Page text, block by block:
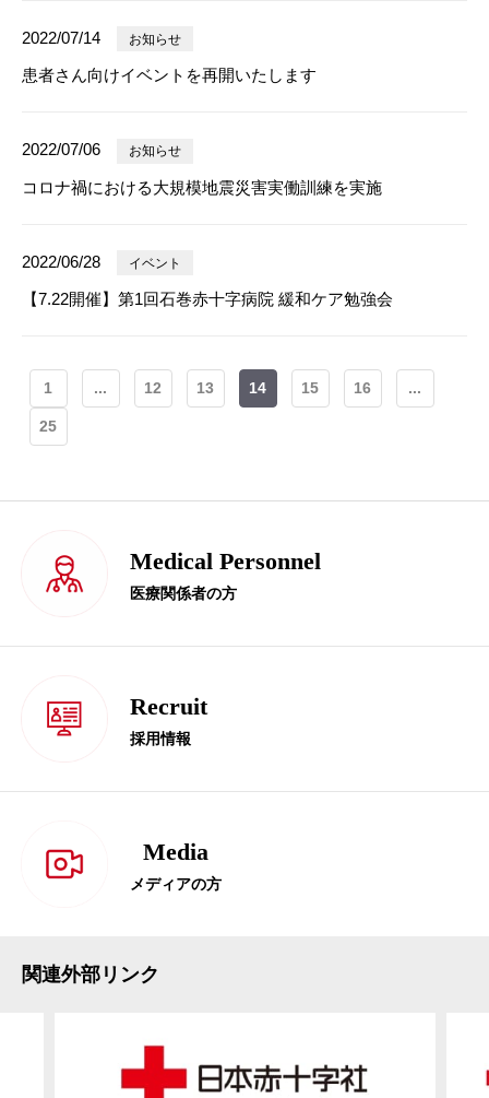
2022/07/14 お知らせ
患者さん向けイベントを再開いたします
2022/07/06 お知らせ
コロナ禍における大規模地震災害実働訓練を実施
2022/06/28 イベント
【7.22開催】第1回石巻赤十字病院 緩和ケア勉強会
1 ... 12 13 14 15 16 ...
25
Medical Personnel
医療関係者の方
Recruit
採用情報
Media
メディアの方
関連外部リンク